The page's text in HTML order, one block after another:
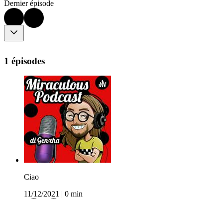
Dernier épisode
1 épisodes
Ciao
11/12/2021
0 min